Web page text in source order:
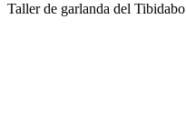
Taller de garlanda del Tibidabo